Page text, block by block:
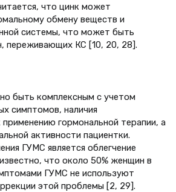
что цинк может
обмену веществ и
системы, что может быть
переживающих КС [10, 20, 28].
быть комплексным с учетом
симптомов, наличия
применению гормональной терапии, а
активности пациентки.
ГУМС является облегчение
что около 50% женщин в
ГУМС не используют
этой проблемы [2, 29].